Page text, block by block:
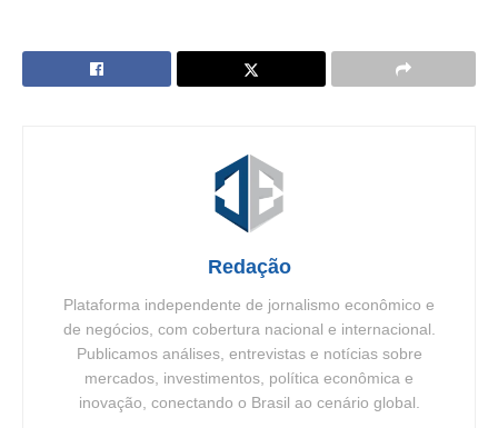
Redação
Plataforma independente de jornalismo econômico e
de negócios, com cobertura nacional e internacional.
Publicamos análises, entrevistas e notícias sobre
mercados, investimentos, política econômica e
inovação, conectando o Brasil ao cenário global.